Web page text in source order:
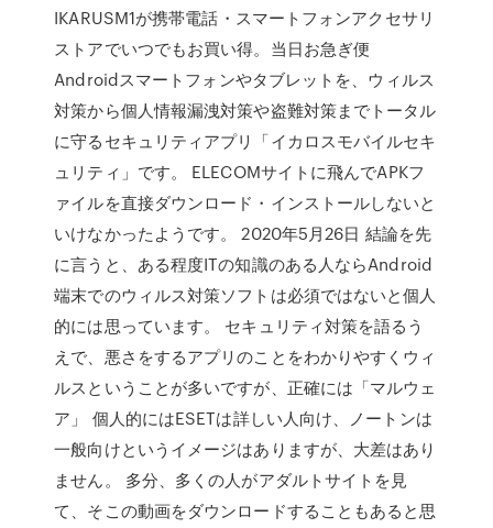
IKARUSM1が携帯電話・スマートフォンアクセサリ
ストアでいつでもお買い得。当日お急ぎ便
Androidスマートフォンやタブレットを、ウィルス
対策から個人情報漏洩対策や盗難対策までトータル
に守るセキュリティアプリ「イカロスモバイルセキ
ュリティ」です。 ELECOMサイトに飛んでAPKフ
ァイルを直接ダウンロード・インストールしないと
いけなかったようです。 2020年5月26日 結論を先
に言うと、ある程度ITの知識のある人ならAndroid
端末でのウィルス対策ソフトは必須ではないと個人
的には思っています。 セキュリティ対策を語るう
えで、悪さをするアプリのことをわかりやすくウィ
ルスということが多いですが、正確には「マルウェ
ア」 個人的にはESETは詳しい人向け、ノートンは
一般向けというイメージはありますが、大差はあり
ません。 多分、多くの人がアダルトサイトを見
て、そこの動画をダウンロードすることもあると思